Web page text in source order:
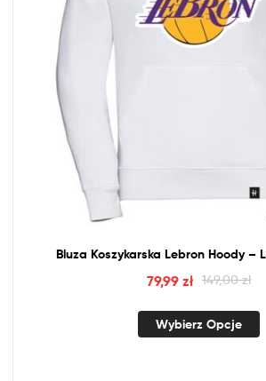
Bluza Koszykarska Lebron Hoody –
149,00zł
79,99zł
Wybierz Opcje